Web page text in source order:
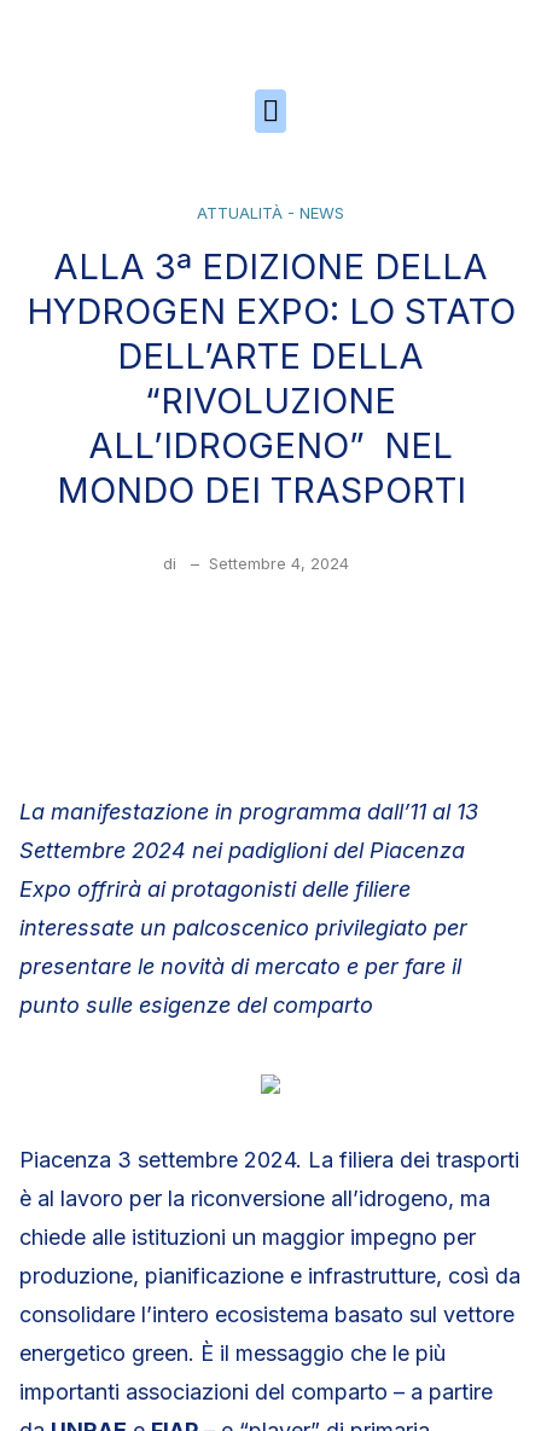
ATTUALITÀ - NEWS
ALLA 3ª EDIZIONE DELLA
HYDROGEN EXPO: LO STATO
DELL’ARTE DELLA
“RIVOLUZIONE
ALL’IDROGENO” NEL
MONDO DEI TRASPORTI
di – Settembre 4, 2024
La manifestazione in programma dall’11 al 13
Settembre 2024 nei padiglioni del Piacenza
Expo offrirà ai protagonisti delle filiere
interessate un palcoscenico privilegiato per
presentare le novità di mercato e per fare il
punto sulle esigenze del comparto
Piacenza 3 settembre 2024. La filiera dei trasporti
è al lavoro per la riconversione all’idrogeno, ma
chiede alle istituzioni un maggior impegno per
produzione, pianificazione e infrastrutture, così da
consolidare l’intero ecosistema basato sul vettore
energetico green. È il messaggio che le più
importanti associazioni del comparto – a partire